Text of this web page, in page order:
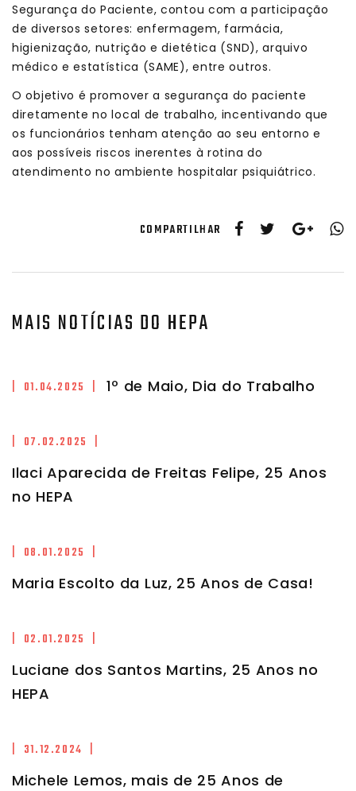
Segurança do Paciente, contou com a participação
de diversos setores: enfermagem, farmácia,
higienização, nutrição e dietética (SND), arquivo
médico e estatística (SAME), entre outros.
O objetivo é promover a segurança do paciente
diretamente no local de trabalho, incentivando que
os funcionários tenham atenção ao seu entorno e
aos possíveis riscos inerentes à rotina do
atendimento no ambiente hospitalar psiquiátrico.
COMPARTILHAR
MAIS NOTÍCIAS DO HEPA
| 01.04.2025 | 1º de Maio, Dia do Trabalho
| 07.02.2025 |
Ilaci Aparecida de Freitas Felipe, 25 Anos
no HEPA
| 08.01.2025 |
Maria Escolto da Luz, 25 Anos de Casa!
| 02.01.2025 |
Luciane dos Santos Martins, 25 Anos no
HEPA
| 31.12.2024 |
Michele Lemos, mais de 25 Anos de